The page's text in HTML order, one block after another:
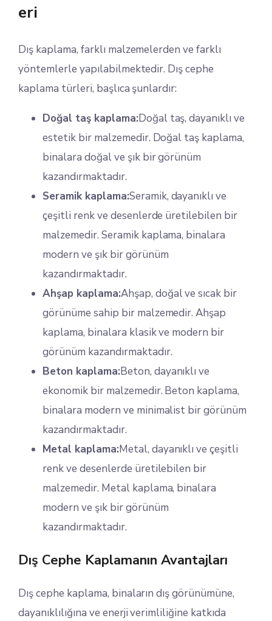
eri
Dış kaplama, farklı malzemelerden ve farklı
yöntemlerle yapılabilmektedir. Dış cephe
kaplama türleri, başlıca şunlardır:
Doğal taş kaplama:Doğal taş, dayanıklı ve
estetik bir malzemedir. Doğal taş kaplama,
binalara doğal ve şık bir görünüm
kazandırmaktadır.
Seramik kaplama:Seramik, dayanıklı ve
çeşitli renk ve desenlerde üretilebilen bir
malzemedir. Seramik kaplama, binalara
modern ve şık bir görünüm
kazandırmaktadır.
Ahşap kaplama:Ahşap, doğal ve sıcak bir
görünüme sahip bir malzemedir. Ahşap
kaplama, binalara klasik ve modern bir
görünüm kazandırmaktadır.
Beton kaplama:Beton, dayanıklı ve
ekonomik bir malzemedir. Beton kaplama,
binalara modern ve minimalist bir görünüm
kazandırmaktadır.
Metal kaplama:Metal, dayanıklı ve çeşitli
renk ve desenlerde üretilebilen bir
malzemedir. Metal kaplama, binalara
modern ve şık bir görünüm
kazandırmaktadır.
Dış Cephe Kaplamanın Avantajları
Dış cephe kaplama, binaların dış görünümüne,
dayanıklılığına ve enerji verimliliğine katkıda